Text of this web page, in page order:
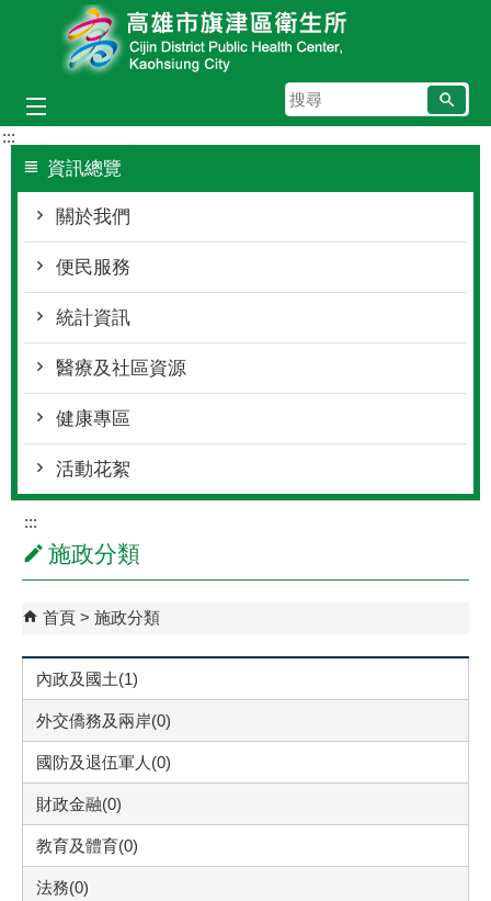
跳到主要內容區塊
搜
尋
:::
資訊總覽
關於我們
便民服務
統計資訊
醫療及社區資源
健康專區
活動花絮
:::
施政分類
首頁 施政分類
內政及國土(1)
外交僑務及兩岸(0)
國防及退伍軍人(0)
財政金融(0)
教育及體育(0)
法務(0)